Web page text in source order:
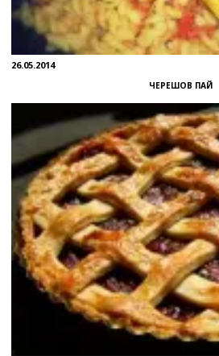
26.05.2014
ЧЕРЕШОВ ПАЙ